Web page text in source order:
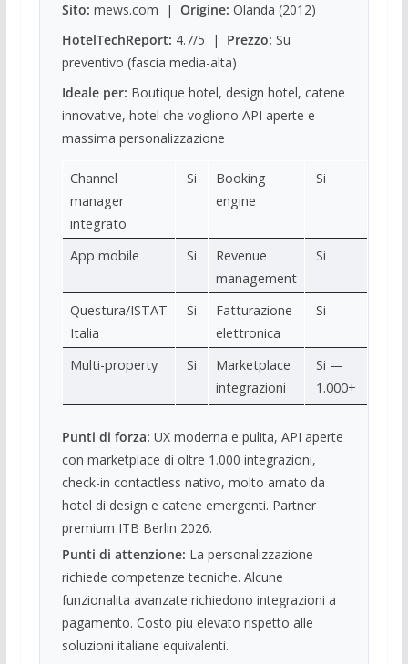
Sito: mews.com | Origine: Olanda (2012)
HotelTechReport: 4.7/5 | Prezzo: Su
preventivo (fascia media-alta)
Ideale per: Boutique hotel, design hotel, catene
innovative, hotel che vogliono API aperte e
massima personalizzazione
Channel
manager
integrato
Si
Booking
engine
Si
App mobile Si
Revenue
management
Si
Questura/ISTAT
Italia
Si
Fatturazione
elettronica
Si
Multi-property Si
Marketplace
integrazioni
Si —
1.000+
Punti di forza: UX moderna e pulita, API aperte
con marketplace di oltre 1.000 integrazioni,
check-in contactless nativo, molto amato da
hotel di design e catene emergenti. Partner
premium ITB Berlin 2026.
Punti di attenzione: La personalizzazione
richiede competenze tecniche. Alcune
funzionalita avanzate richiedono integrazioni a
pagamento. Costo piu elevato rispetto alle
soluzioni italiane equivalenti.